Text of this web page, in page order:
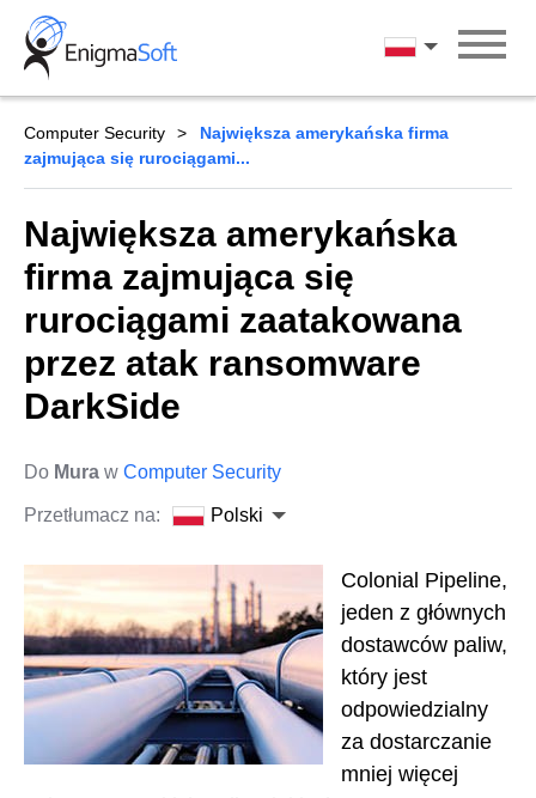
Skip
content
Polski
Computer Security
Największa amerykańska firma
zajmująca się rurociągami...
Największa amerykańska
firma zajmująca się
rurociągami zaatakowana
przez atak ransomware
DarkSide
Do Mura w Computer Security
Przetłumacz na: Polski
Colonial Pipeline,
jeden z głównych
dostawców paliw,
który jest
odpowiedzialny
za dostarczanie
mniej więcej